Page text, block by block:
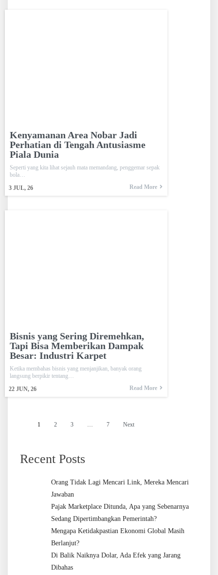
Kenyamanan Area Nobar Jadi
Perhatian di Tengah Antusiasme
Piala Dunia
3 JUL, 26
Seperti yang kita lihat sejauh mata memandang, penggemar sepak
bola…
Read More
Bisnis yang Sering Diremehkan,
Tapi Bisa Memberikan Dampak
Besar: Industri Karpet
22 JUN, 26
Ketika membahas bisnis yang menjanjikan, banyak orang
langsung berpikir tentang…
Read More
1 2 3 … 7 Next
Recent Posts
Orang Tidak Lagi Mencari Link, Mereka Mencari
Jawaban
Pajak Marketplace Ditunda, Apa yang Sebenarnya
Sedang Dipertimbangkan Pemerintah?
Mengapa Ketidakpastian Ekonomi Global Masih
Berlanjut?
Di Balik Naiknya Dolar, Ada Efek yang Jarang
Dibahas